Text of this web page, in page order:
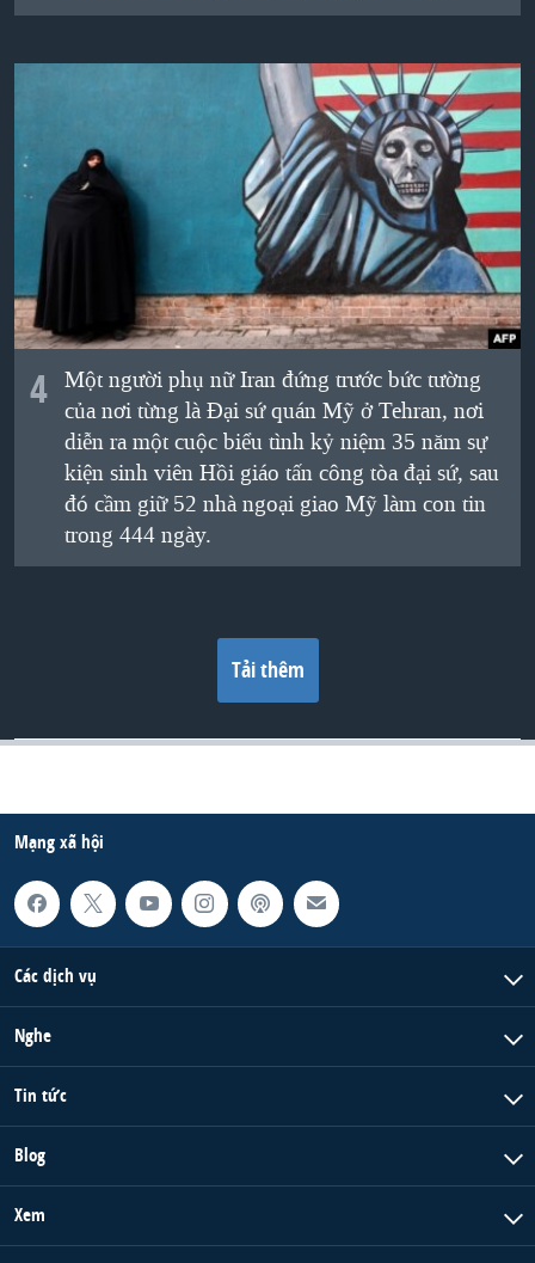
4 Một người phụ nữ Iran đứng trước bức tường
của nơi từng là Đại sứ quán Mỹ ở Tehran, nơi
diễn ra một cuộc biểu tình kỷ niệm 35 năm sự
kiện sinh viên Hồi giáo tấn công tòa đại sứ, sau
đó cầm giữ 52 nhà ngoại giao Mỹ làm con tin
trong 444 ngày.
Tải thêm
Mạng xã hội
Các dịch vụ
Nghe
Tin tức
Blog
Xem